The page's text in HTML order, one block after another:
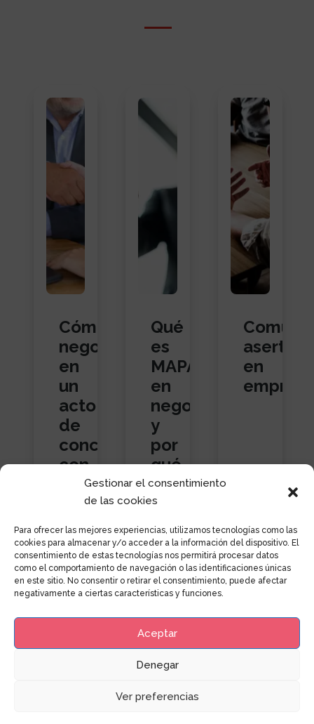
Gestionar el consentimiento
de las cookies
Para ofrecer las mejores experiencias, utilizamos tecnologías como las
cookies para almacenar y/o acceder a la información del dispositivo. El
consentimiento de estas tecnologías nos permitirá procesar datos
como el comportamiento de navegación o las identificaciones únicas
en este sitio. No consentir o retirar el consentimiento, puede afectar
negativamente a ciertas características y funciones.
Aceptar
Denegar
Ver preferencias
Cómo
negociar
en
un
acto
de
conciliación
con
estrategia
Qué
es
MAPAN
en
negociación
y
por
qué
es
clave
asertiva
en
de privacidad –Políticas de Cookies